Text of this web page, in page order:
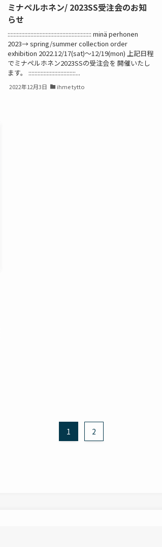
ミナペルホネン/ 2023SS受注会のお知
らせ
::::::::::::::::::::::::::::::::::::::::::::::::::::::: minä perhonen
2023→ spring/summer collection order
exhibition 2022.12/17(sat)〜12/19(mon) 上記日程
でミナペルホネン2023SSの受注会を 開催いたし
ます。 :::::::::::::::::::::::::::::::...
2022年12月3日 ihme tytto
1 2